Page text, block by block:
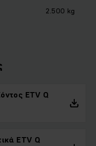
2.500 kg
ETV Q
ETV Q